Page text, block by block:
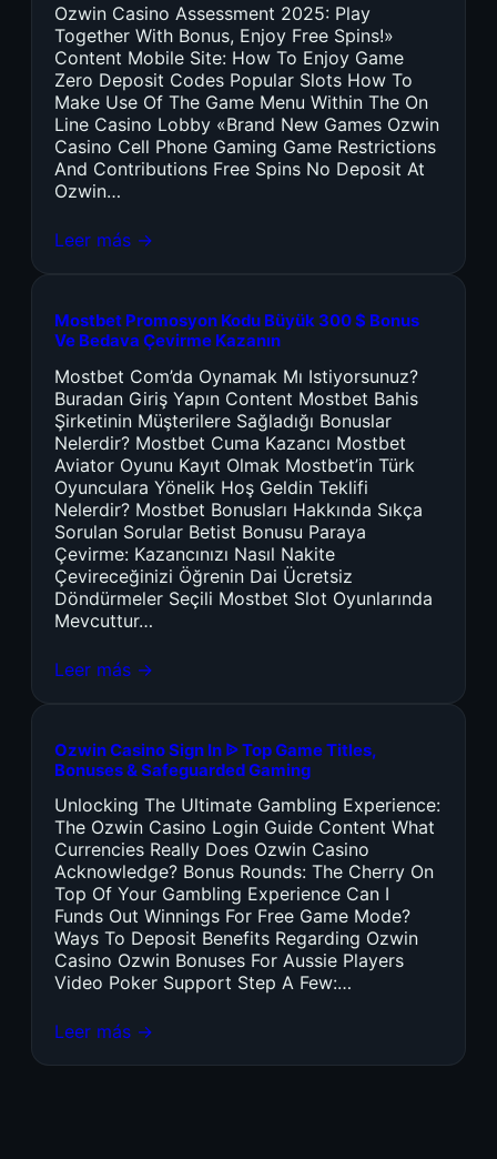
Ozwin Casino Assessment 2025: Play
Together With Bonus, Enjoy Free Spins!»
Content Mobile Site: How To Enjoy Game
Zero Deposit Codes Popular Slots How To
Make Use Of The Game Menu Within The On
Line Casino Lobby «Brand New Games Ozwin
Casino Cell Phone Gaming Game Restrictions
And Contributions Free Spins No Deposit At
Ozwin…
Leer más →
Mostbet Promosyon Kodu Büyük 300 $ Bonus
Ve Bedava Çevirme Kazanın
Mostbet Com’da Oynamak Mı Istiyorsunuz?
Buradan Giriş Yapın Content Mostbet Bahis
Şirketinin Müşterilere Sağladığı Bonuslar
Nelerdir? Mostbet Cuma Kazancı Mostbet
Aviator Oyunu Kayıt Olmak Mostbet’in Türk
Oyunculara Yönelik Hoş Geldin Teklifi
Nelerdir? Mostbet Bonusları Hakkında Sıkça
Sorulan Sorular Betist Bonusu Paraya
Çevirme: Kazancınızı Nasıl Nakite
Çevireceğinizi Öğrenin Dai Ücretsiz
Döndürmeler Seçili Mostbet Slot Oyunlarında
Mevcuttur…
Leer más →
Ozwin Casino Sign In ᐉ Top Game Titles,
Bonuses & Safeguarded Gaming
Unlocking The Ultimate Gambling Experience:
The Ozwin Casino Login Guide Content What
Currencies Really Does Ozwin Casino
Acknowledge? Bonus Rounds: The Cherry On
Top Of Your Gambling Experience Can I
Funds Out Winnings For Free Game Mode?
Ways To Deposit Benefits Regarding Ozwin
Casino Ozwin Bonuses For Aussie Players
Video Poker Support Step A Few:…
Leer más →